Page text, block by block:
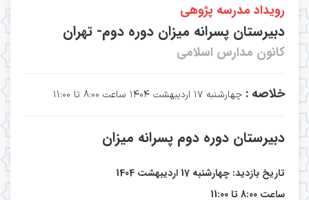
رویداد مدرسه پژوهی
دبیرستان پسرانه میزان دوره دوم- تهران
کانون مدارس اسلامی
خلاصه : چهارشنبه ۱۷ اردیبهشت ۱۴۰۴ ساعت ۸:۰۰ تا ۱۱:۰۰
دبیرستان دوره دوم پسرانه میزان
تاریخ بازدید: چهارشنبه 17 اردیبهشت 1404
ساعت 8:00 تا 11:00